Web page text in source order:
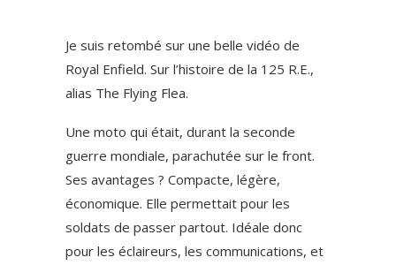
Je suis retombé sur une belle vidéo de
Royal Enfield. Sur l’histoire de la 125 R.E.,
alias The Flying Flea.
Une moto qui était, durant la seconde
guerre mondiale, parachutée sur le front.
Ses avantages ? Compacte, légère,
économique. Elle permettait pour les
soldats de passer partout. Idéale donc
pour les éclaireurs, les communications, et